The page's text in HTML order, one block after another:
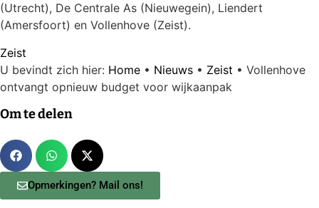
(Utrecht), De Centrale As (Nieuwegein), Liendert
(Amersfoort) en Vollenhove (Zeist).
Zeist
U bevindt zich hier: Home • Nieuws • Zeist • Vollenhove
ontvangt opnieuw budget voor wijkaanpak
Om te delen
Opmerkingen? Mail ons!